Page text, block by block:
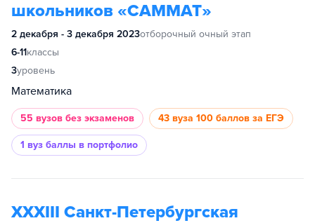
школьников «САММАТ»
2 декабря - 3 декабря 2023отборочный очный этап
6-11классы
3уровень
Математика
55 вузов без экзаменов 43 вуза 100 баллов за ЕГЭ
1 вуз баллы в портфолио
XXXIII Санкт-Петербургская